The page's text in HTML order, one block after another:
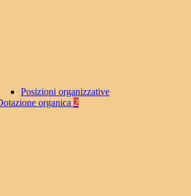
Posizioni organizzative
organica 2